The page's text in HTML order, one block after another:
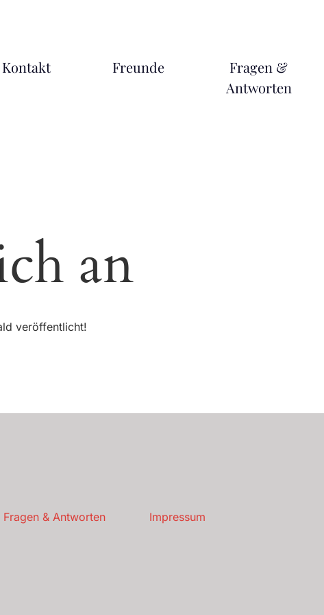
Kontakt Freunde
Fragen &
Antworten
an
veröffentlicht!
Fragen & Antworten Impressum